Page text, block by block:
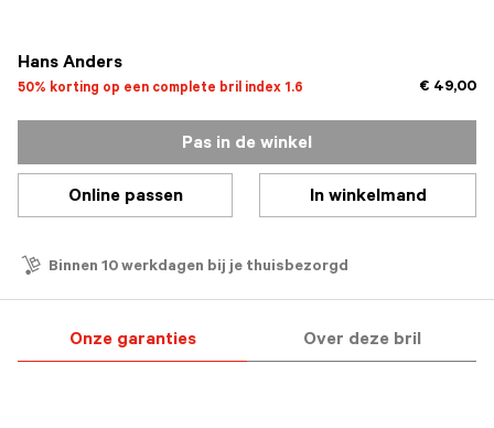
Hans Anders
50% korting op een complete bril index 1.6 € 49,00
Pas in de winkel
Online passen In winkelmand
Binnen 10 werkdagen bij je thuisbezorgd
Onze garanties Over deze bril